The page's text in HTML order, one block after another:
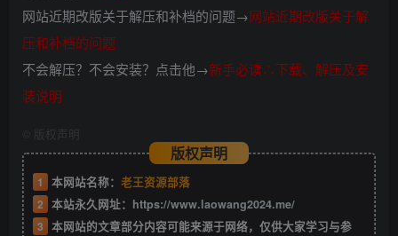
网站近期改版关于解压和补档的问题→网站近期改版关于解
压和补档的问题
不会解压？不会安装？点击他→新手必读∴下载、解压及安
装说明
版权声明
版权声明
1 本网站名称： 老王资源部落
2 本站永久网址： https://www.laowang2024.me/
3 本网站的文章部分内容可能来源于网络，仅供大家学习与参